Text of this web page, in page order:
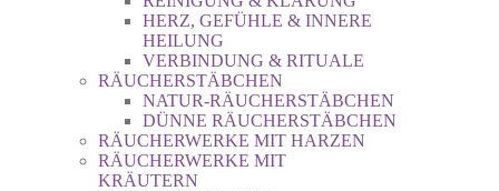
HERZ, GEFÜHLE & INNERE
HEILUNG
VERBINDUNG & RITUALE
RÄUCHERSTÄBCHEN
NATUR-RÄUCHERSTÄBCHEN
DÜNNE RÄUCHERSTÄBCHEN
RÄUCHERWERKE MIT HARZEN
RÄUCHERWERKE MIT
KRÄUTERN